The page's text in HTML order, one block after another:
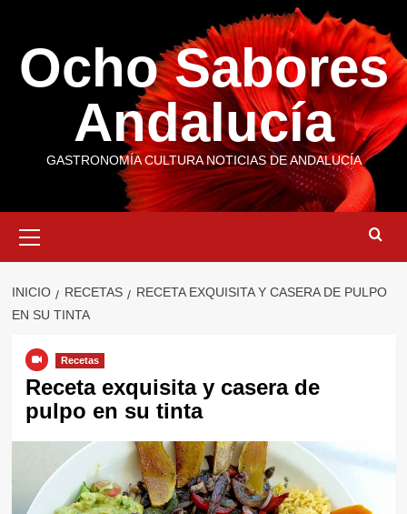
contenido
Ocho Sabores
Andalucía
GASTRONOMÍA CULTURA NOTICIAS DE ANDALUCÍA
primario
INICIO RECETAS
RECETA EXQUISITA Y CASERA DE PULPO
EN SU TINTA
Recetas
Receta exquisita y casera de
pulpo en su tinta